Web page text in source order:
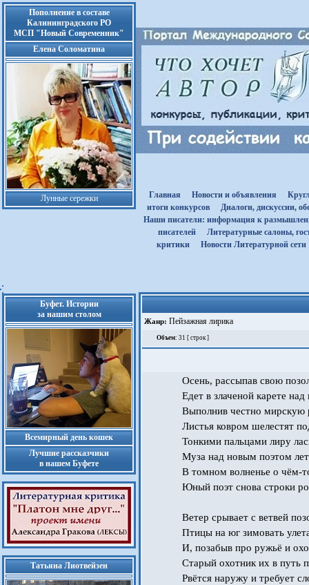
Пополнение в составе
Калининградского РО
МСП "Новый Современник"
Елена Соломатина
Лунные сережки Главная Новости и объявления
итоги конкурсов
Диалоги, дискуссии,
Наши писатели: информация к
писателей
Литературные салоны,
критики
Новости Литературной сети
Буфет. Истории
за нашим столом
Всемирный день кошек
Лучшие рассказчики
в нашем Буфете
Татьяна Лиотвейзен
Жанр: Пейзажная лирика
Объем: 31 [ строк ]
Осень, рассыпав свою
Едет в злаченой карете
Выполнив честно мирскую
Листья ковром шелестят
Тонкими пальцами лиру
Муза над новым поэтом
В томном волненье о чём-
Юный поэт снова строки
Ветер срывает с ветвей
Птицы на юг зимовать
И, позабыв про ружьё и
Старый охотник их в путь
Рвётся наружу и требует